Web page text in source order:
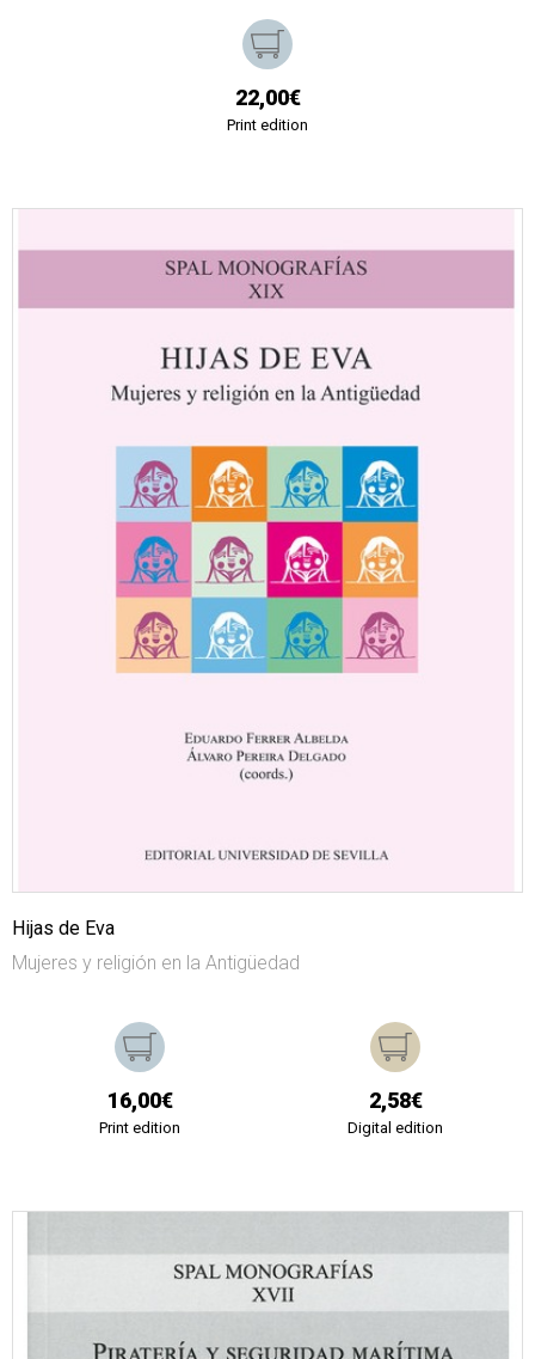
22,00€
Print edition
Hijas de Eva
Mujeres y religión en la Antigüedad
16,00€
Print edition
2,58€
Digital edition